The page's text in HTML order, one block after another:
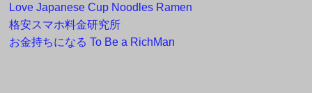
Love Japanese Cup Noodles Ramen
格安スマホ料金研究所
お金持ちになる To Be a RichMan